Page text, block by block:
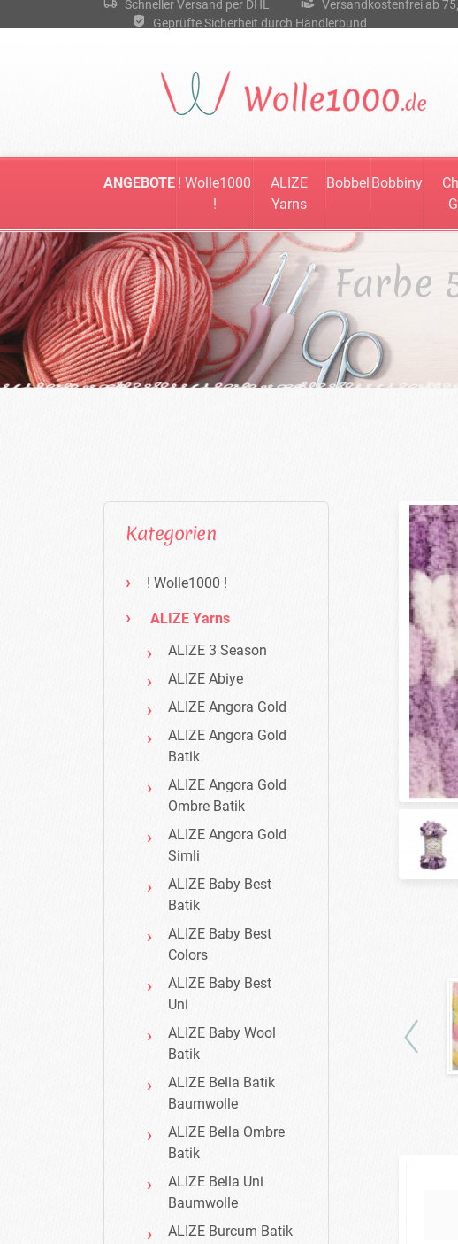
Schneller Versand per DHL Versandkostenfrei ab
Geprüfte Sicherheit durch Händlerbund
ANGEBOTE ! Wolle1000
!
ALIZE
Yarns
Bobbel Bobbiny
Farbe
Kategorien
! Wolle1000 !
ALIZE Yarns
ALIZE 3 Season
ALIZE Abiye
ALIZE Angora Gold
ALIZE Angora Gold
Batik
ALIZE Angora Gold
Ombre Batik
ALIZE Angora Gold
Simli
ALIZE Baby Best
Batik
ALIZE Baby Best
Colors
ALIZE Baby Best
Uni
ALIZE Baby Wool
Batik
ALIZE Bella Batik
Baumwolle
ALIZE Bella Ombre
Batik
ALIZE Bella Uni
Baumwolle
ALIZE Burcum Batik